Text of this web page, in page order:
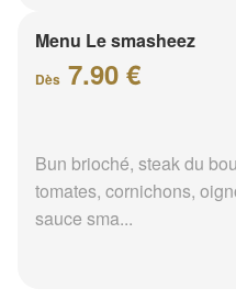
Menu Le smasheez
Dès 7.90 €
Bun brioché, steak du
tomates, cornichons,
sauce sma...